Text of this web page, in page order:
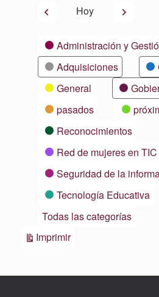
AnteriorHoy Siguiente
CategoríasAdministración y
Adquisiciones
General
pasados
Reconocimientos
Red de mujeres en TIC
Seguridad de la
Tecnología Educativa
Todas las categorías
ImprimirVistas